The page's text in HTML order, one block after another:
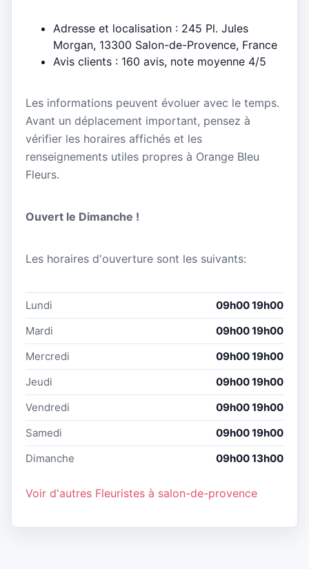
Adresse et localisation : 245 Pl. Jules
Morgan, 13300 Salon-de-Provence, France
Avis clients : 160 avis, note moyenne 4/5
Les informations peuvent évoluer avec le temps.
Avant un déplacement important, pensez à
vérifier les horaires affichés et les
renseignements utiles propres à Orange Bleu
Fleurs.
Ouvert le Dimanche !
Les horaires d'ouverture sont les suivants:
Lundi
09h00 19h00
Mardi
09h00 19h00
Mercredi
09h00 19h00
Jeudi
09h00 19h00
Vendredi
09h00 19h00
Samedi
09h00 19h00
Dimanche
09h00 13h00
Voir d'autres Fleuristes à salon-de-provence